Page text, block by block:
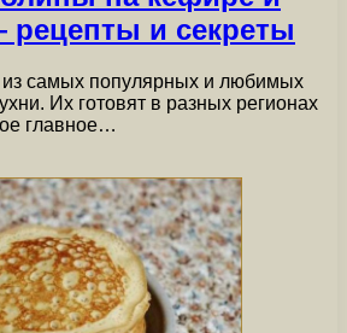
и секреты
самых популярных и любимых
Их готовят в разных регионах
главное…